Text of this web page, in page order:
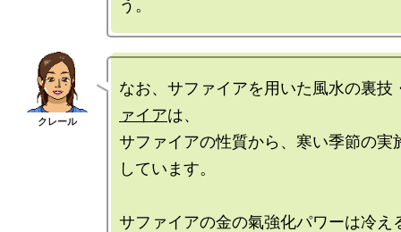
なお、サファイアを用いた風水の裏技
ァイアは、
サファイアの性質から、寒い季節の実
しています。
サファイアの金の氣強化パワーは冷え